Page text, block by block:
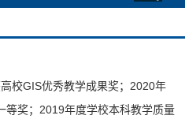
校GIS优秀教学成果奖；2020年
等奖；2019年度学校本科教学质量